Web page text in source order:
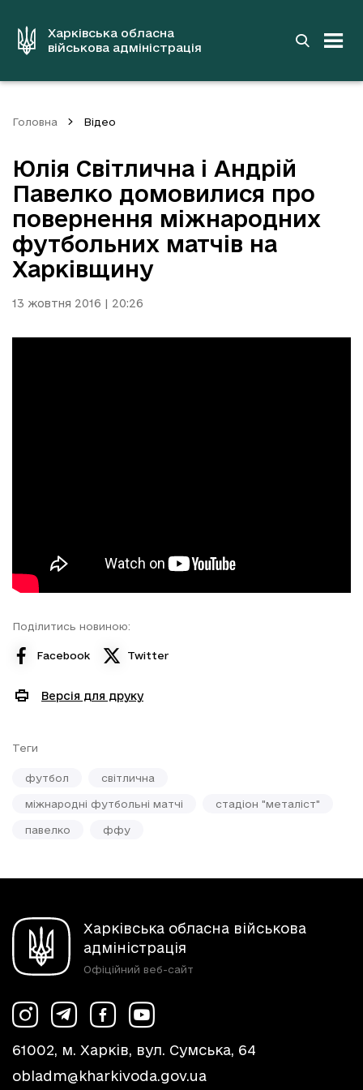
вмістуХарківська обласна
військова адміністрація
Головна Відео
Юлія Світлична і Андрій
Павелко домовилися про
повернення міжнародних
футбольних матчів на
Харківщину
13 жовтня 2016 | 20:26
Поділитись новиною:
Facebook Twitter
Версія для друку
Теги
футбол світлична
міжнародні футбольні матчі стадіон "металіст"
павелко ффу
Харківська обласна військова
адміністрація
Офіційний веб-сайт
61002, м. Харків, вул. Сумська, 64
obladm@kharkivoda.gov.ua